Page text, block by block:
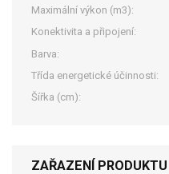
Maximální výkon (m3):
Konektivita a připojení:
Barva:
Třída energetické účinnosti:
Šířka (cm):
ZAŘAZENÍ PRODUKTU